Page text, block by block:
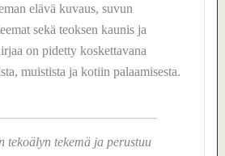
elävä kuvaus, suvun
sekä teoksen kaunis ja
on pidetty koskettavana
muistista ja kotiin palaamisesta.
tekoälyn tekemä ja perustuu